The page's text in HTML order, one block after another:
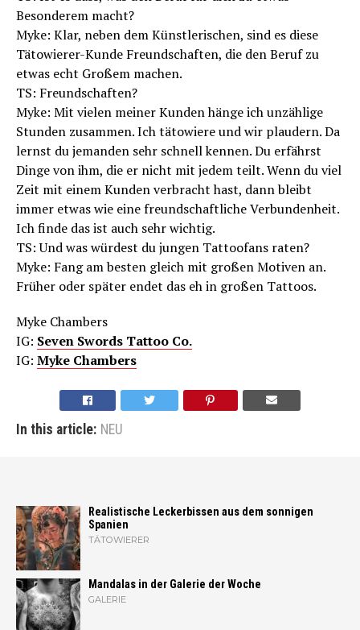
Besonderem macht?
Myke: Klar, neben dem Künstlerischen, sind es diese
Tätowierer-Kunde Freundschaften, die den Beruf zu
etwas echt Großem machen.
TS: Freundschaften?
Myke: Mit vielen meiner Kunden hänge ich unzählige
Stunden zusammen. Ich tätowiere und wir plaudern. Da
lernst du jemanden sehr schnell kennen. Du erfährst
Dinge von ihm, die er nicht mit jedem teilt. Wenn du viel
Zeit mit einem Kunden verbracht hast, dann bleibt
immer etwas wie eine freundschaftliche Verbundenheit.
Ich finde das ist auch sehr wichtig.
TS: Und was würdest du jungen Tattoofans raten?
Myke: Fang am besten gleich mit großen Motiven an.
Früher oder später endet das eh in großen Tattoos.
Myke Chambers
IG: Seven Swords Tattoo Co.
IG: Myke Chambers
In this article: NEU
Realistische Leckerbissen aus dem sonnigen
Spanien
TÄTOWIERER
Mandalas in der Galerie der Woche
GALERIE